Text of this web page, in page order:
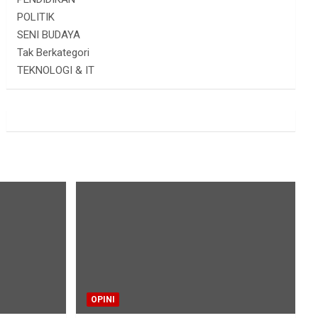
POLITIK
SENI BUDAYA
Tak Berkategori
TEKNOLOGI & IT
OPINI